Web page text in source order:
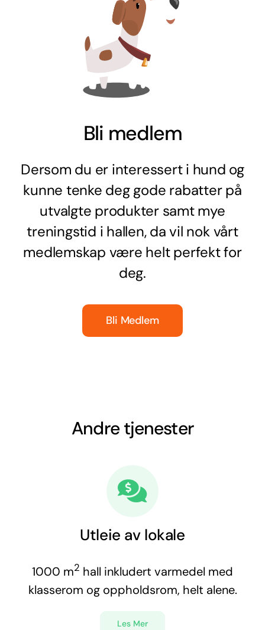
Bli medlem
Dersom du er interessert i hund og
kunne tenke deg gode rabatter på
utvalgte produkter samt mye
treningstid i hallen, da vil nok vårt
medlemskap være helt perfekt for
deg.
Bli Medlem
Andre tjenester
Utleie av lokale
1000 m2 hall inkludert varmedel med
klasserom og oppholdsrom, helt alene.
Les Mer